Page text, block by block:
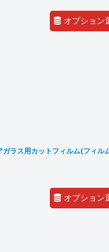
オプション
ラス用カットフィルム(フィル
オプション